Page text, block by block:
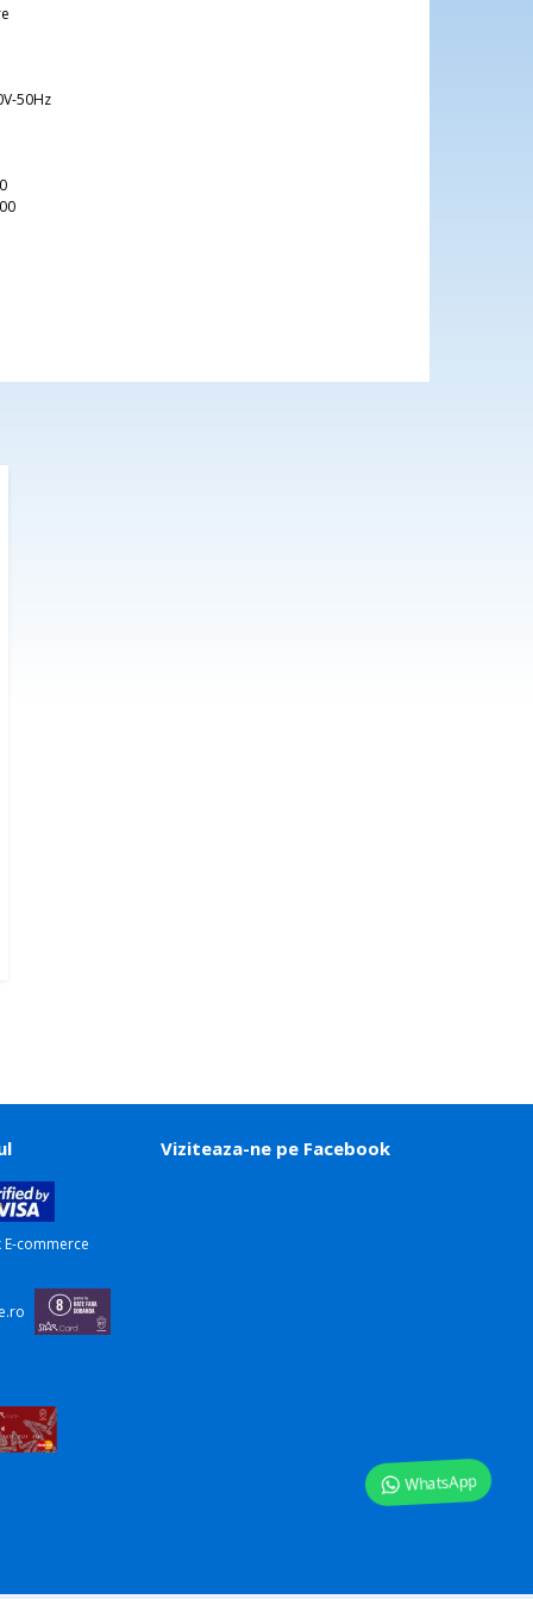
50Hz
WhatsApp
Viziteaza-ne pe Facebook